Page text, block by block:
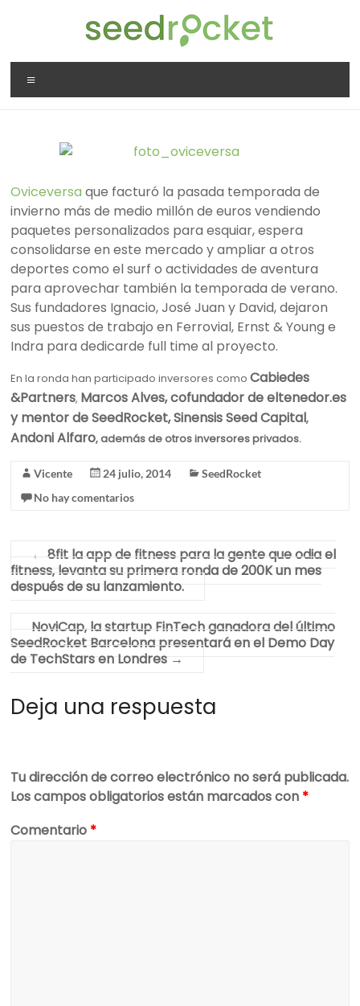
SeedRocket
La
en
España
para
startups
TIC
en
fase
inicial
Oviceversa que facturó la pasada temporada de
invierno más de medio millón de euros vendiendo
paquetes personalizados para esquiar, espera
consolidarse en este mercado y ampliar a otros
deportes como el surf o actividades de aventura
para aprovechar también la temporada de verano.
Sus fundadores Ignacio, José Juan y David, dejaron
sus puestos de trabajo en Ferrovial, Ernst & Young e
Indra para dedicarde full time al proyecto.
En la ronda han participado inversores comoCabiedes
&Partners, Marcos Alves,cofundador de eltenedor.es
y mentor de SeedRocket,Sinensis Seed Capital,
Andoni Alfaro, además de otros inversores privados.
Vicente 24 julio, 2014
SeedRocket
No hay comentarios
←
8fit la app de fitness para la gente que odia el
fitness, levanta su primera ronda de 200K un mes
después de su lanzamiento.
NoviCap, la startup FinTech ganadora del último
SeedRocket Barcelona presentará en el Demo Day
de TechStars en Londres →
Deja una respuesta
Tu dirección de correo electrónico no será publicada.
Los campos obligatorios están marcados con *
Comentario *